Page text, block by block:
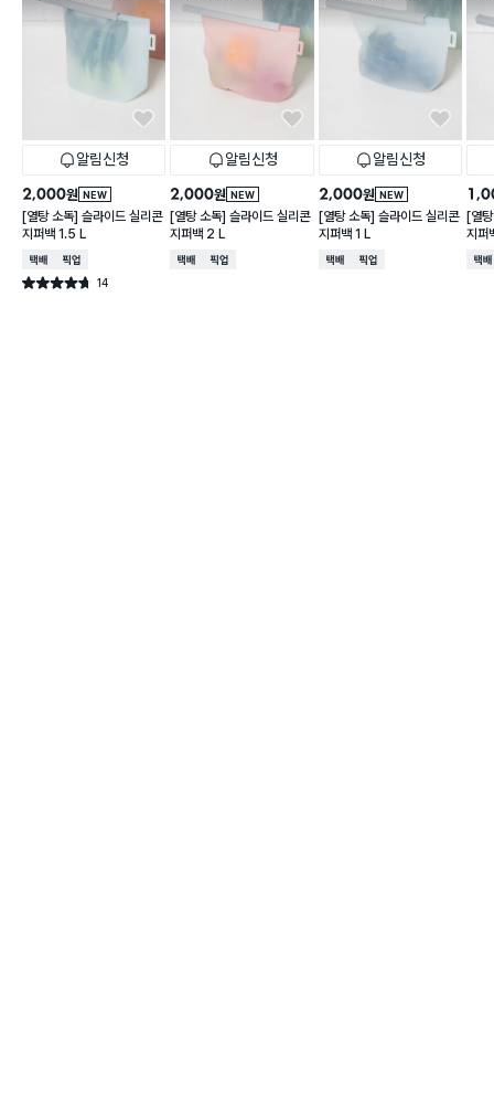
알림신청
NEW
2,000원
[열탕 소독] 슬라이드 실리콘
지퍼백 1.5 L
택배배송매장픽업
별점 4.7점 14
건 작성
알림신청
NEW
2,000원
[열탕 소독] 슬라이드 실리콘
지퍼백 2 L
택배배송매장픽업
알림신청
NEW
2,000원
[열탕 소독] 슬라이드 실리콘
지퍼백 1 L
택배배송매장픽업
[열
지
택배